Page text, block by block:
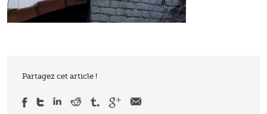
Partagez cet article !